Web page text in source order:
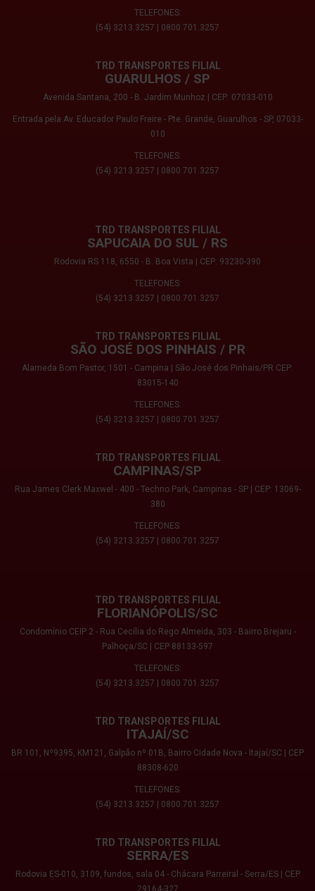
TELEFONES:
(54) 3213.3257
0800.701.3257
TRD TRANSPORTES FILIAL
GUARULHOS / SP
Avenida Santana, 200 - B. Jardim Munhoz | CEP: 07033-010
Entrada pela Av. Educador Paulo Freire - Pte. Grande, Guarulhos - SP, 07033-
010
TELEFONES:
(54) 3213.3257
0800.701.3257
TRD TRANSPORTES FILIAL
SAPUCAIA DO SUL / RS
Rodovia RS 118, 6550 - B. Boa Vista | CEP: 93230-390
TELEFONES:
(54) 3213.3257
0800.701.3257
TRD TRANSPORTES FILIAL
SÃO JOSÉ DOS PINHAIS / PR
Alameda Bom Pastor, 1501 - Campina | São José dos Pinhais/PR CEP:
83015-140
TELEFONES:
(54) 3213.3257
0800.701.3257
TRD TRANSPORTES FILIAL
CAMPINAS/SP
Rua James Clerk Maxwel - 400 - Techno Park, Campinas - SP | CEP: 13069-
380
TELEFONES:
(54) 3213.3257
0800.701.3257
TRD TRANSPORTES FILIAL
FLORIANÓPOLIS/SC
Condomínio CEIP 2 - Rua Cecília do Rego Almeida, 303 - Bairro Brejaru -
Palhoça/SC | CEP 88133-597
TELEFONES:
(54) 3213.3257
0800.701.3257
TRD TRANSPORTES FILIAL
ITAJAÍ/SC
BR 101, Nº9395, KM121, Galpão nº 01B, Bairro Cidade Nova - Itajaí/SC | CEP
88308-620
TELEFONES:
(54) 3213.3257
0800.701.3257
TRD TRANSPORTES FILIAL
SERRA/ES
Rodovia ES-010, 3109, fundos, sala 04 - Chácara Parreiral - Serra/ES | CEP
29164-327